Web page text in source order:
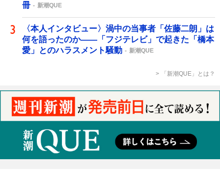
冊
新潮QUE
〈本人インタビュー〉渦中の当事者「佐藤二朗」は
何を語ったのか――「フジテレビ」で起きた「橋本
愛」とのハラスメント騒動
新潮QUE
「新潮QUE」とは？